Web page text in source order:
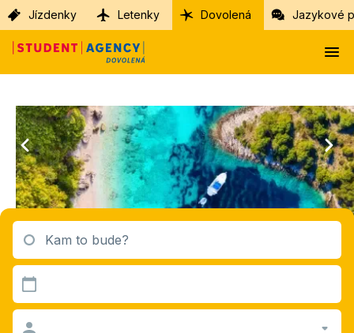
Jízdenky Letenky Dovolená Jazykové
Kam to bude?